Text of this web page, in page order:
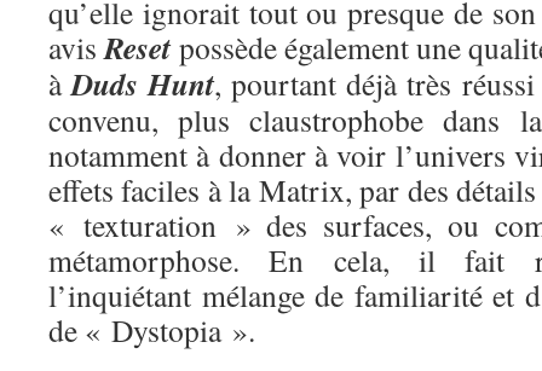
qu’elle ignorait tout ou presque de
avisResetpossède également une
àDuds Hunt, pourtant déjà très
convenu, plus claustrophobe dans
notamment à donner à voir l’univers
effets faciles à la Matrix, par des
« texturation » des surfaces, ou
métamorphose. En cela, il fait
l’inquiétant mélange de familiarité et
de « Dystopia ».